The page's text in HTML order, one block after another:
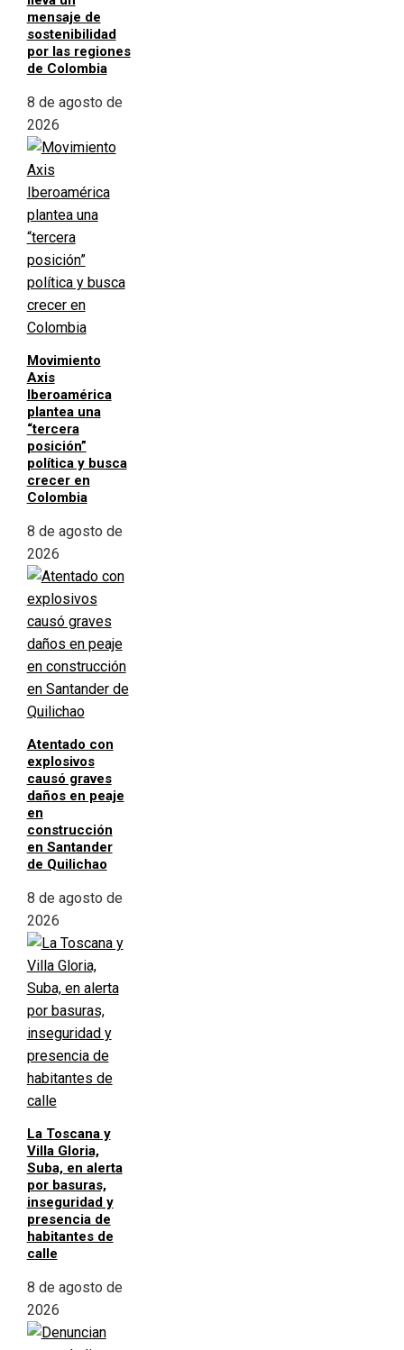
mensaje de
sostenibilidad
por las regiones
de Colombia
8 de agosto de
2026
Movimiento
Axis
Iberoamérica
plantea una
“tercera
posición”
política y busca
crecer en
Colombia
8 de agosto de
2026
Atentado con
explosivos
causó graves
daños en peaje
en
construcción
en Santander
de Quilichao
8 de agosto de
2026
La Toscana y
Villa Gloria,
Suba, en alerta
por basuras,
inseguridad y
presencia de
habitantes de
calle
8 de agosto de
2026